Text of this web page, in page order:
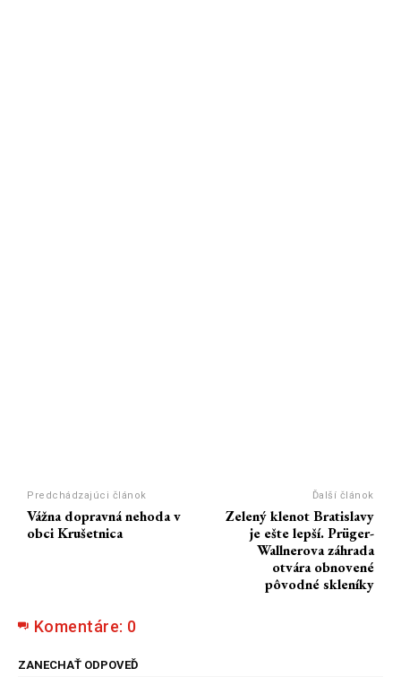
Predchádzajúci článok
Vážna dopravná nehoda v
obci Krušetnica
Ďalší článok
Zelený klenot Bratislavy
je ešte lepší. Prüger-
Wallnerova záhrada
otvára obnovené
pôvodné skleníky
Komentáre: 0
ZANECHAŤ ODPOVEĎ